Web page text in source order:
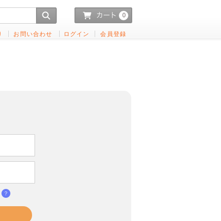
0
お問い合わせ ログイン 会員登録